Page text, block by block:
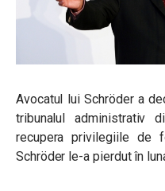
Avocatul lui Schröder a
tribunalul administrativ
recupera privilegiile de
Schröder le-a pierdut în